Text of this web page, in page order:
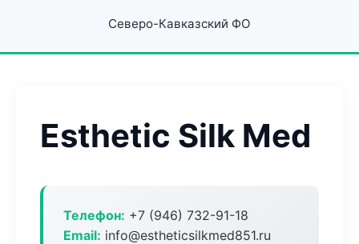
Северо-Кавказский ФО
Esthetic Silk Med
Телефон: +7 (946) 732-91-18
Email: info@estheticsilkmed851.ru